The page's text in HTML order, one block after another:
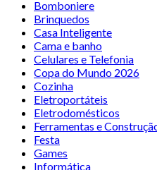
Bomboniere
Brinquedos
Casa Inteligente
Cama e banho
Celulares e Telefonia
Copa do Mundo 2026
Cozinha
Eletroportáteis
Eletrodomésticos
Ferramentas e
Festa
Games
Informática